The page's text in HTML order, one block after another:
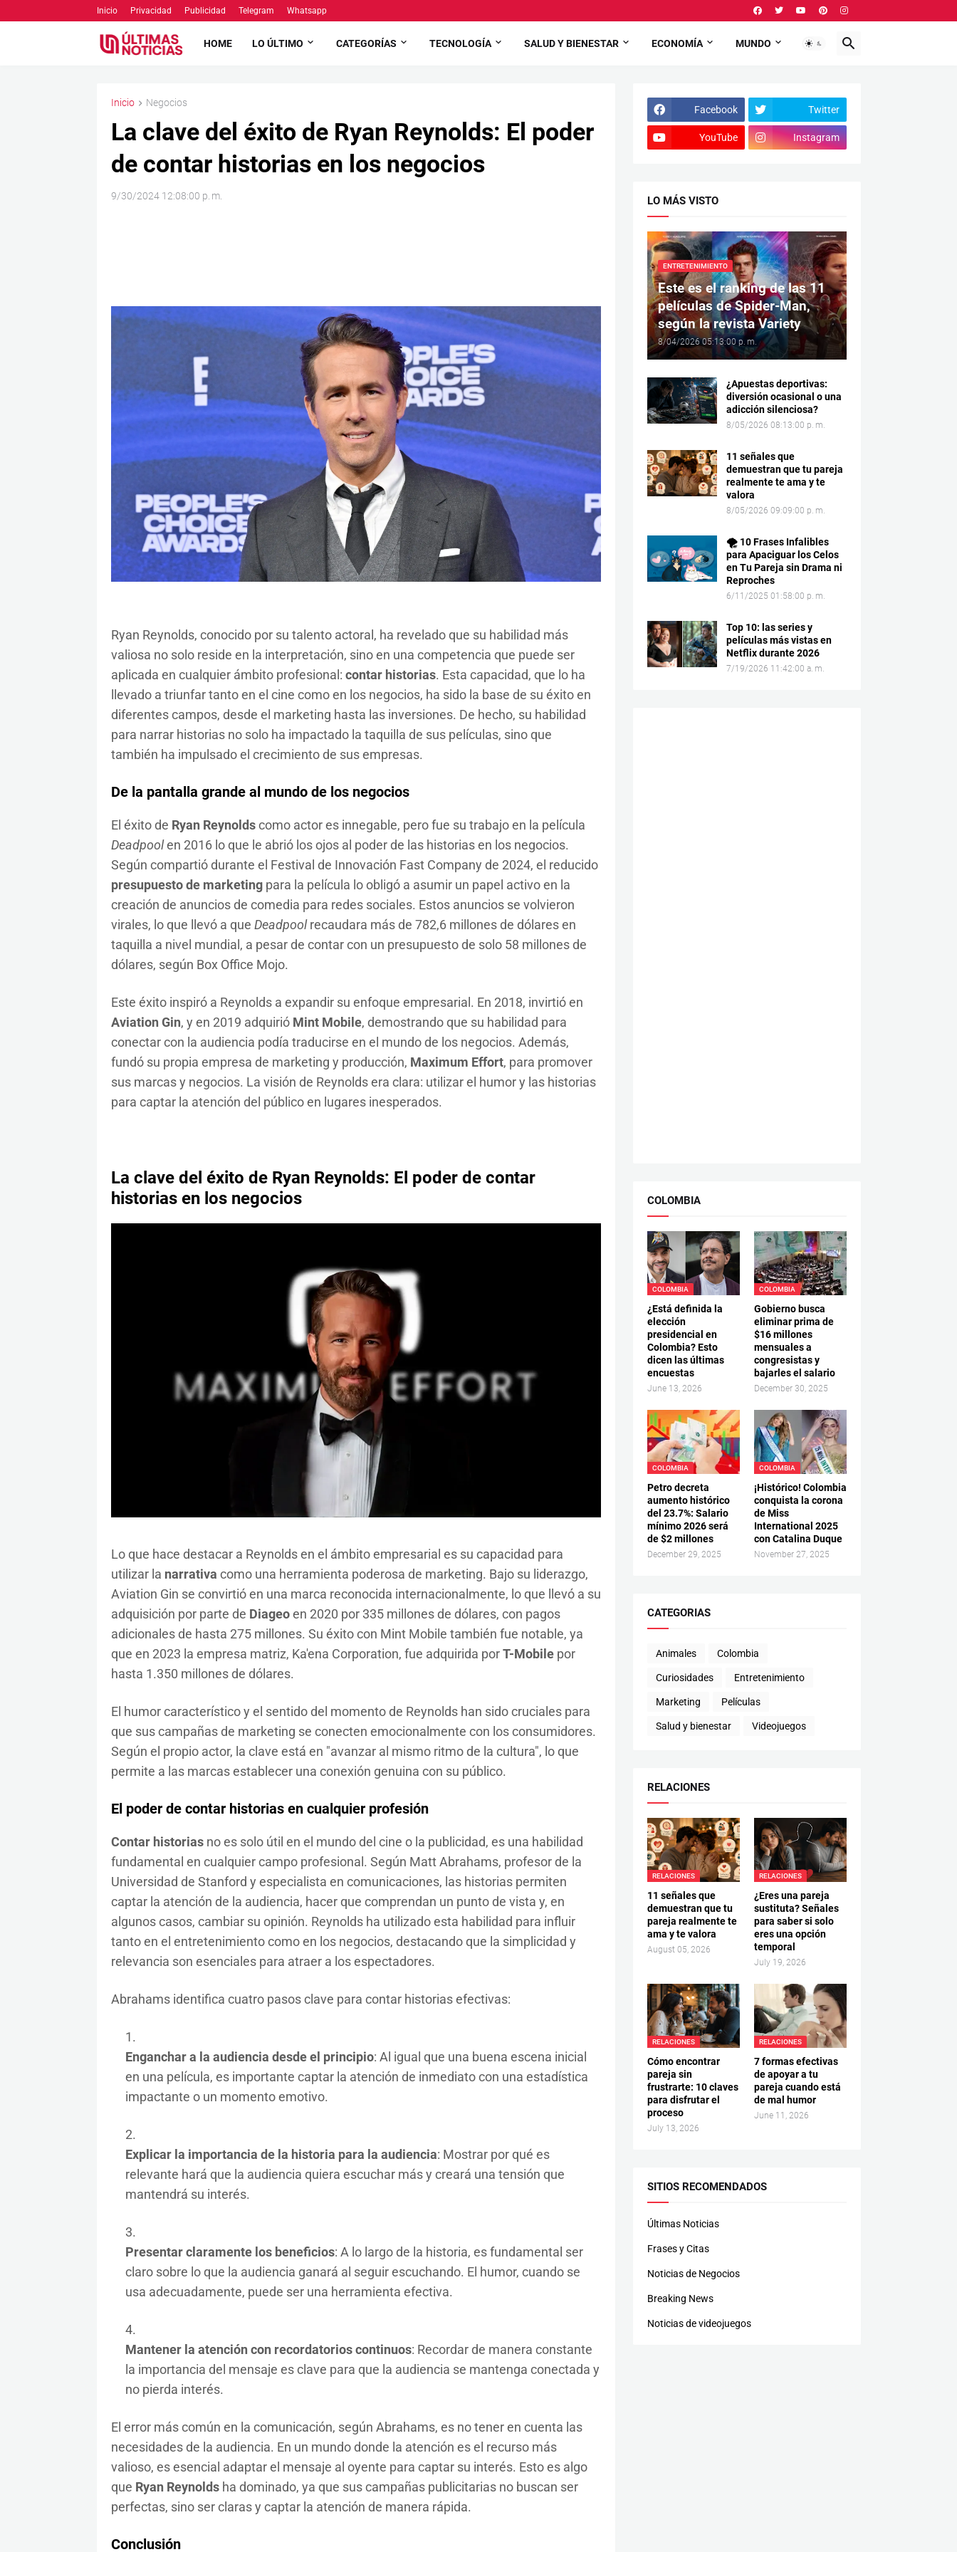
Inicio Privacidad Publicidad Telegram Whatsapp
HOME LO ÚLTIMO CATEGORÍAS TECNOLOGÍA SALUD Y BIENESTAR ECONOMÍA MUNDO
Inicio Negocios
La clave del éxito de Ryan Reynolds: El poder
de contar historias en los negocios
9/30/2024 12:08:00 p. m.
Ryan Reynolds, conocido por su talento actoral, ha revelado que su habilidad más
valiosa no solo reside en la interpretación, sino en una competencia que puede ser
aplicada en cualquier ámbito profesional: contar historias. Esta capacidad, que lo ha
llevado a triunfar tanto en el cine como en los negocios, ha sido la base de su éxito en
diferentes campos, desde el marketing hasta las inversiones. De hecho, su habilidad
para narrar historias no solo ha impactado la taquilla de sus películas, sino que
también ha impulsado el crecimiento de sus empresas.
De la pantalla grande al mundo de los negocios
El éxito de Ryan Reynoldscomo actor es innegable, pero fue su trabajo en la película
Deadpoolen 2016 lo que le abrió los ojos al poder de las historias en los negocios.
Según compartió durante el Festival de Innovación Fast Company de 2024, el reducido
presupuesto de marketingpara la película lo obligó a asumir un papel activo en la
creación de anuncios de comedia para redes sociales. Estos anuncios se volvieron
virales, lo que llevó a que Deadpoolrecaudara más de 782,6 millones de dólares en
taquilla a nivel mundial, a pesar de contar con un presupuesto de solo 58 millones de
dólares, según Box Office Mojo.
Este éxito inspiró a Reynolds a expandir su enfoque empresarial. En 2018, invirtió en
Aviation Gin, y en 2019 adquirió Mint Mobile, demostrando que su habilidad para
conectar con la audiencia podía traducirse en el mundo de los negocios. Además,
fundó su propia empresa de marketing y producción, Maximum Effort, para promover
sus marcas y negocios. La visión de Reynolds era clara: utilizar el humor y las historias
para captar la atención del público en lugares inesperados.
La clave del éxito de Ryan Reynolds: El poder de contar
historias en los negocios
Lo que hace destacar a Reynolds en el ámbito empresarial es su capacidad para
utilizar la narrativa como una herramienta poderosa de marketing. Bajo su liderazgo,
Aviation Gin se convirtió en una marca reconocida internacionalmente, lo que llevó a su
adquisición por parte de Diageoen 2020 por 335 millones de dólares, con pagos
adicionales de hasta 275 millones. Su éxito con Mint Mobile también fue notable, ya
que en 2023 la empresa matriz, Ka'ena Corporation, fue adquirida porT-Mobilepor
hasta 1.350 millones de dólares.
El humor característico y el sentido del momento de Reynolds han sido cruciales para
que sus campañas de marketing se conecten emocionalmente con los consumidores.
Según el propio actor, la clave está en "avanzar al mismo ritmo de la cultura", lo que
permite a las marcas establecer una conexión genuina con su público.
El poder de contar historias en cualquier profesión
Contar historiasno es solo útil en el mundo del cine o la publicidad, es una habilidad
fundamental en cualquier campo profesional. Según Matt Abrahams, profesor de la
Universidad de Stanford y especialista en comunicaciones, las historias permiten
captar la atención de la audiencia, hacer que comprendan un punto de vista y, en
algunos casos, cambiar su opinión. Reynolds ha utilizado esta habilidad para influir
tanto en el entretenimiento como en los negocios, destacando que la simplicidad y
relevancia son esenciales para atraer a los espectadores.
Abrahams identifica cuatro pasos clave para contar historias efectivas:
Enganchar a la audiencia desde el principio: Al igual que una buena escena inicial
en una película, es importante captar la atención de inmediato con una estadística
impactante o un momento emotivo.
Explicar la importancia de la historia para la audiencia: Mostrar por qué es
relevante hará que la audiencia quiera escuchar más y creará una tensión que
mantendrá su interés.
Presentar claramente los beneficios: A lo largo de la historia, es fundamental ser
claro sobre lo que la audiencia ganará al seguir escuchando. El humor, cuando se
usa adecuadamente, puede ser una herramienta efectiva.
Mantener la atención con recordatorios continuos: Recordar de manera constante
la importancia del mensaje es clave para que la audiencia se mantenga conectada y
no pierda interés.
El error más común en la comunicación, según Abrahams, es no tener en cuenta las
necesidades de la audiencia. En un mundo donde la atención es el recurso más
valioso, es esencial adaptar el mensaje al oyente para captar su interés. Esto es algo
que Ryan Reynoldsha dominado, ya que sus campañas publicitarias no buscan ser
perfectas, sino ser claras y captar la atención de manera rápida.
Conclusión
Facebook Twitter
YouTube Instagram
LO MÁS VISTO
ENTRETENIMIENTO
Este es el ranking de las 11
películas de Spider-Man,
según la revista Variety
8/04/2026 05:13:00 p. m.
¿Apuestas deportivas:
diversión ocasional o una
adicción silenciosa?
8/05/2026 08:13:00 p. m.
11 señales que
demuestran que tu pareja
realmente te ama y te
valora
8/05/2026 09:09:00 p. m.
🌪️ 10 Frases Infalibles
para Apaciguar los Celos
en Tu Pareja sin Drama ni
Reproches
6/11/2025 01:58:00 p. m.
Top 10: las series y
películas más vistas en
Netflix durante 2026
7/19/2026 11:42:00 a. m.
COLOMBIA
COLOMBIA
¿Está definida la
elección
presidencial en
Colombia? Esto
dicen las últimas
encuestas
June 13, 2026
COLOMBIA
Gobierno busca
eliminar prima de
$16 millones
mensuales a
congresistas y
bajarles el salario
December 30, 2025
COLOMBIA
Petro decreta
aumento histórico
del 23.7%: Salario
mínimo 2026 será
de $2 millones
December 29, 2025
COLOMBIA
¡Histórico! Colombia
conquista la corona
de Miss
International 2025
con Catalina Duque
November 27, 2025
CATEGORIAS
Animales Colombia
Curiosidades Entretenimiento
Marketing Películas
Salud y bienestar Videojuegos
RELACIONES
RELACIONES
11 señales que
demuestran que tu
pareja realmente te
ama y te valora
August 05, 2026
RELACIONES
¿Eres una pareja
sustituta? Señales
para saber si solo
eres una opción
temporal
July 19, 2026
RELACIONES
Cómo encontrar
pareja sin
frustrarte: 10 claves
para disfrutar el
proceso
July 13, 2026
RELACIONES
7 formas efectivas
de apoyar a tu
pareja cuando está
de mal humor
June 11, 2026
SITIOS RECOMENDADOS
Últimas Noticias
Frases y Citas
Noticias de Negocios
Breaking News
Noticias de videojuegos